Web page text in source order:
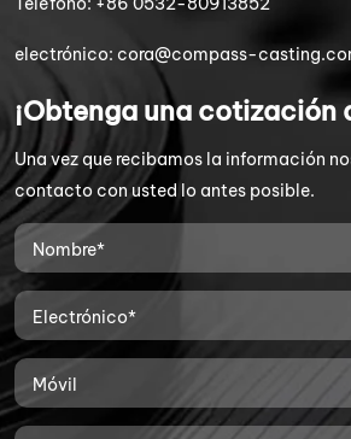
electrónico: cora@compass-
¡Obtenga una cotización
Una vez que recibamos la información
contacto con usted lo antes posible.